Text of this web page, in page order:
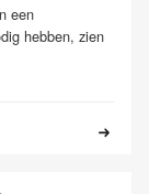
een
hebben, zien